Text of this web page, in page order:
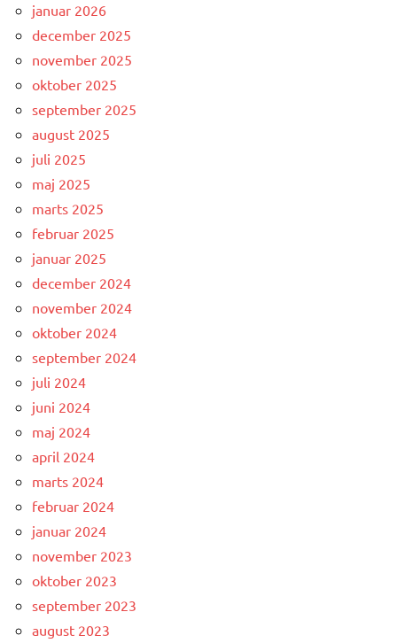
januar 2026
december 2025
november 2025
oktober 2025
september 2025
august 2025
juli 2025
maj 2025
marts 2025
februar 2025
januar 2025
december 2024
november 2024
oktober 2024
september 2024
juli 2024
juni 2024
maj 2024
april 2024
marts 2024
februar 2024
januar 2024
november 2023
oktober 2023
september 2023
august 2023